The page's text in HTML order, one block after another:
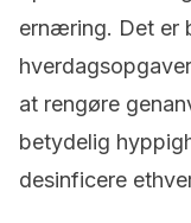
ernæring. Det er
at rengøre
betydelig
desinficere